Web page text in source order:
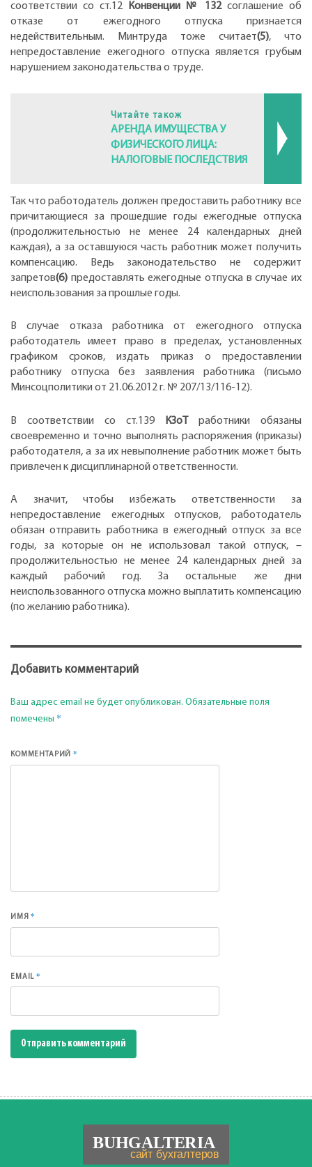
соответствии со ст.12
Конвенции № 132соглашение об
отказе от ежегодного отпуска признается
недействительным. Минтруда тоже считает(5), что
непредоставление ежегодного отпуска является грубым
нарушением законодательства о труде.
Читайте також
АРЕНДА ИМУЩЕСТВА У
ФИЗИЧЕСКОГО ЛИЦА:
НАЛОГОВЫЕ ПОСЛЕДСТВИЯ
Так что работодатель должен предоставить работнику все
причитающиеся за прошедшие годы ежегодные отпуска
(продолжительностью не менее 24 календарных дней
каждая), а за оставшуюся часть работник может получить
компенсацию. Ведь законодательство не содержит
запретов(6) предоставлять ежегодные отпуска в случае их
неиспользования за прошлые годы.
В случае отказа работника от ежегодного отпуска
работодатель имеет право в пределах, установленных
графиком сроков, издать приказ о предоставлении
работнику отпуска без заявления работника (письмо
Минсоцполитики от 21.06.2012 г. № 207/13/116-12).
В соответствии со ст.139 КЗоТ
работники обязаны
своевременно и точно выполнять распоряжения (приказы)
работодателя, а за их невыполнение работник может быть
привлечен к дисциплинарной ответственности.
А значит, чтобы избежать ответственности за
непредоставление ежегодных отпусков, работодатель
обязан отправить работника в ежегодный отпуск за все
годы, за которые он не использовал такой отпуск, –
продолжительностью не менее 24 календарных дней за
каждый рабочий год. За остальные же дни
неиспользованного отпуска можно выплатить компенсацию
(по желанию работника).
Добавить комментарий
Ваш адрес email не будет опубликован. Обязательные поля
помечены *
КОММЕНТАРИЙ*
ИМЯ*
EMAIL*